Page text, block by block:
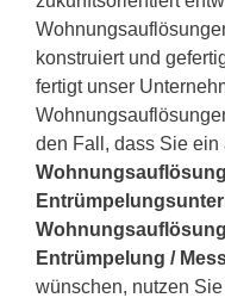
konstruiert und
fertigt unser
den Fall, dass Sie
Entrümpelung /
wünschen, nutzen